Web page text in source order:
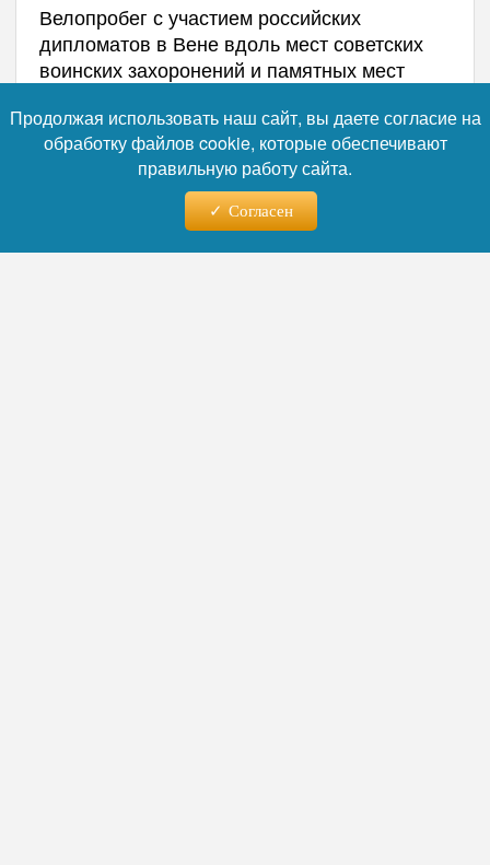
Велопробег с участием российских
дипломатов в Вене вдоль мест советских
воинских захоронений и памятных мест
11 мая, по случаю 80-го юбилея Великой
Победы, сообщает посольство РФ в
Telegram-канале.
Участвовали в велопробеге сотрудники
российских дипмиссий в Вене и члены их
Продолжая использовать наш сайт, вы даете согласие на
обработку файлов cookie, которые обеспечивают
правильную работу сайта.
Согласен